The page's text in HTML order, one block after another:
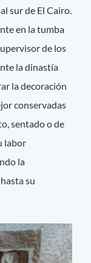
sur de El Cairo.
en la tumba
de los
la dinastía
la decoración
conservadas
sentado o de
labor
la
su